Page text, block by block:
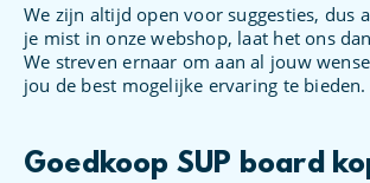
We zijn altijd open voor suggesties, dus
je mist in onze webshop, laat het ons
We streven ernaar om aan al jouw
jou de best mogelijke ervaring te bieden.
Goedkoop SUP board